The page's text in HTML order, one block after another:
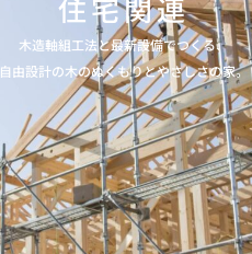
住宅関連
木造軸組工法と最新設備でつくる、
自由設計の木のぬくもりとやさしさの家。